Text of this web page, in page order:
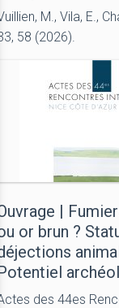
M., Vila, E.,
58 (2026).
|
or brun ?
des 44es